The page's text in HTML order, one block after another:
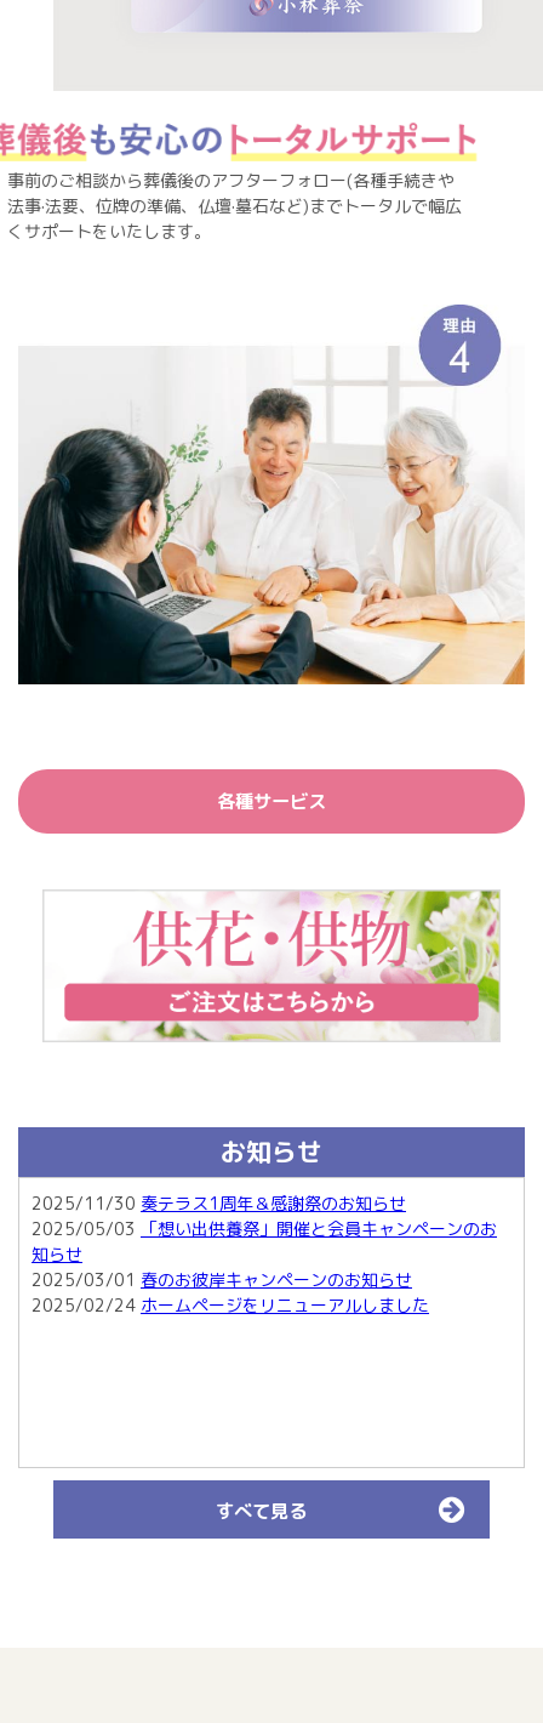
事前のご相談から葬儀後のアフターフォロー(各種手続きや
法事·法要、位牌の準備、仏壇·墓石など)までトータルで幅広
くサポートをいたします。
各種サービス
お知らせ
2025/11/30 奏テラス1周年＆感謝祭のお知らせ
2025/05/03
「想い出供養祭」開催と会員キャンペーンのお
知らせ
2025/03/01 春のお彼岸キャンペーンのお知らせ
2025/02/24 ホームページをリニューアルしました
すべて見る